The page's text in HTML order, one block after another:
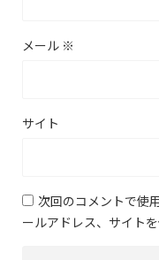
メール ※
サイト
次回のコメントで使
ールアドレス、サイトを